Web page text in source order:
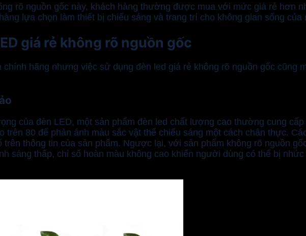
rõ nguồn gốc này, khách hàng thường được mua với mức giá rẻ hơn
lựa chọn làm thiết bị chiếu sáng và trang trí cho không gian sống của
giá rẻ không rõ nguồn gốc
hãng nhưng việc sử dụng đèn led giá rẻ không rõ nguồn gốc cũng
của đèn LED, một sản phẩm đèn led chất lượng cao thường cung
trên 80 để phản ánh màu sắc vật thể chiếu sáng một cách chân thực.
thông tin của sản phẩm. Ngược lại, với sản phẩm không rõ nguồn
sáng thấp, chỉ số hoàn màu không cao khiến người dùng có thể bị